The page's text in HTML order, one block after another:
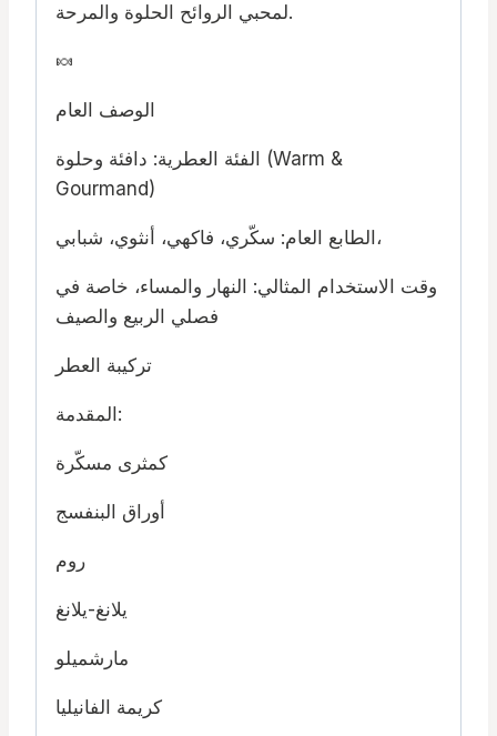
لمحبي الروائح الحلوة والمرحة.
🍬
الوصف العام
الفئة العطرية: دافئة وحلوة (Warm &
Gourmand)
الطابع العام: سكّري، فاكهي، أنثوي، شبابي،
وقت الاستخدام المثالي: النهار والمساء، خاصة في
فصلي الربيع والصيف
تركيبة العطر
المقدمة:
كمثرى مسكّرة
أوراق البنفسج
روم
يلانغ-يلانغ
مارشميلو
كريمة الفانيليا